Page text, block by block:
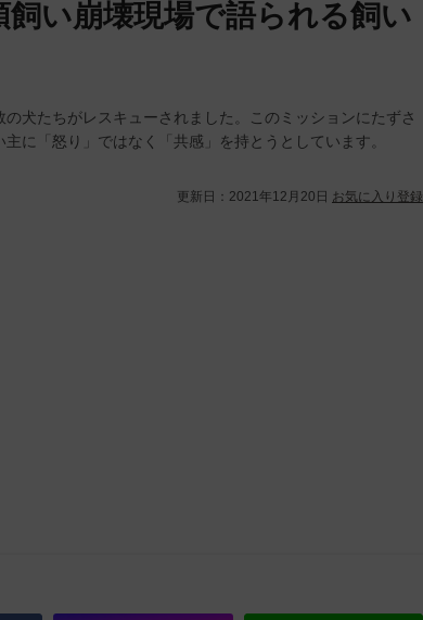
い崩壊現場で語られる飼い
犬たちがレスキューされました。このミッションにたずさ
に「怒り」ではなく「共感」を持とうとしています。
更新日： 2021年12月20日 お気に入り登録